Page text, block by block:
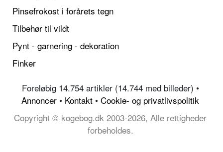
Pinsefrokost i forårets tegn
Tilbehør til vildt
Pynt - garnering - dekoration
Finker
Foreløbig 14.754 artikler (14.744 med billeder) •
Annoncer • Kontakt • Cookie- og privatlivspolitik
Copyright © kogebog.dk 2003-2026, Alle rettigheder
forbeholdes.